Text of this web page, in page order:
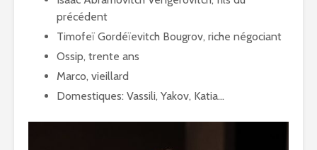
précédent
Timofeï Gordéïevitch Bougrov, riche négociant
Ossip, trente ans
Marco, vieillard
Domestiques: Vassili, Yakov, Katia…